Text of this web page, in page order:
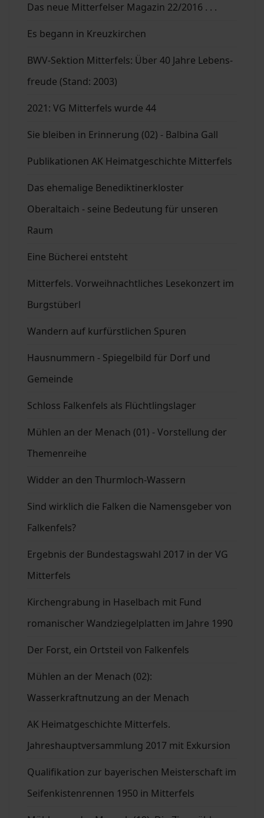
Das neue Mitterfelser Magazin 22/2016 . . .
Es begann in Kreuzkirchen
BWV-Sektion Mitterfels: Über 40 Jahre Lebens-
freude (Stand: 2003)
2021: VG Mitterfels wurde 44
Sie bleiben in Erinnerung (02) - Balbina Gall
Publikationen AK Heimatgeschichte Mitterfels
Das ehemalige Benediktinerkloster
Oberaltaich - seine Bedeutung für unseren
Raum
Eine Bücherei entsteht
Mitterfels. Vorweihnachtliches Lesekonzert im
Burgstüberl
Wandern auf kurfürstlichen Spuren
Hausnummern - Spiegelbild für Dorf und
Gemeinde
Schloss Falkenfels als Flüchtlingslager
Mühlen an der Menach (01) - Vorstellung der
Themenreihe
Widder an den Thurmloch-Wassern
Sind wirklich die Falken die Namensgeber von
Falkenfels?
Ergebnis der Bundestagswahl 2017 in der VG
Mitterfels
Kirchengrabung in Haselbach mit Fund
romanischer Wandziegelplatten im Jahre 1990
Der Forst, ein Ortsteil von Falkenfels
Mühlen an der Menach (02):
Wasserkraftnutzung an der Menach
AK Heimatgeschichte Mitterfels.
Jahreshauptversammlung 2017 mit Exkursion
Qualifikation zur bayerischen Meisterschaft im
Seifenkistenrennen 1950 in Mitterfels